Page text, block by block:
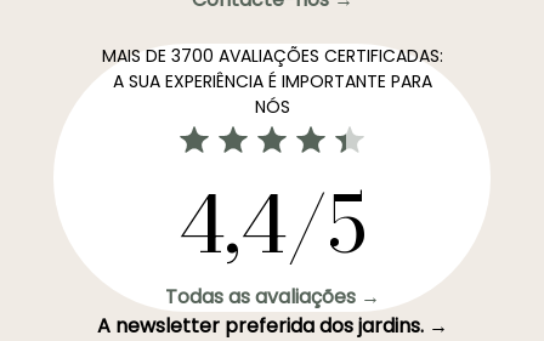
MAIS DE 3700 AVALIAÇÕES CERTIFICADAS:
A SUA EXPERIÊNCIA É IMPORTANTE PARA
NÓS
4,4/5
Todas as avaliações →
A newsletter preferida dos jardins. →